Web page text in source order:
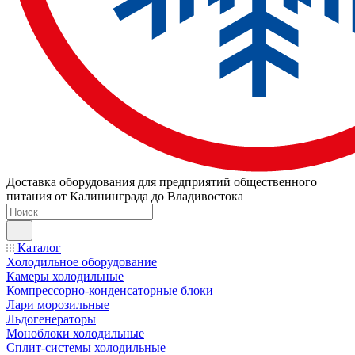
Доставка оборудования для предприятий общественного
питания от Калининграда до Владивостока
Каталог
Холодильное оборудование
Камеры холодильные
Компрессорно-конденсаторные блоки
Лари морозильные
Льдогенераторы
Моноблоки холодильные
Сплит-системы холодильные